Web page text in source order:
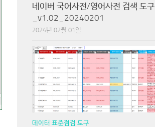
네이버 국어사전/영어사전 검색 도구
_v1.02_20240201
2024년 02월 01일
데이터 표준점검 도구